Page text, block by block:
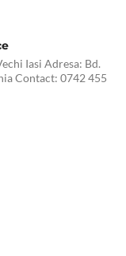
Iasi Adresa: Bd.
Contact: 0742 455